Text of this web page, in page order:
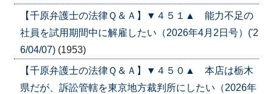
【千原弁護士の法律Ｑ＆Ａ】▼４５１▲ 能力不足の
社員を試用期間中に解雇したい（2026年4月2日号）('2
6/04/07) (1953)
【千原弁護士の法律Ｑ＆Ａ】▼４５０▲ 本店は栃木
県だが、訴訟管轄を東京地方裁判所にしたい（2026年